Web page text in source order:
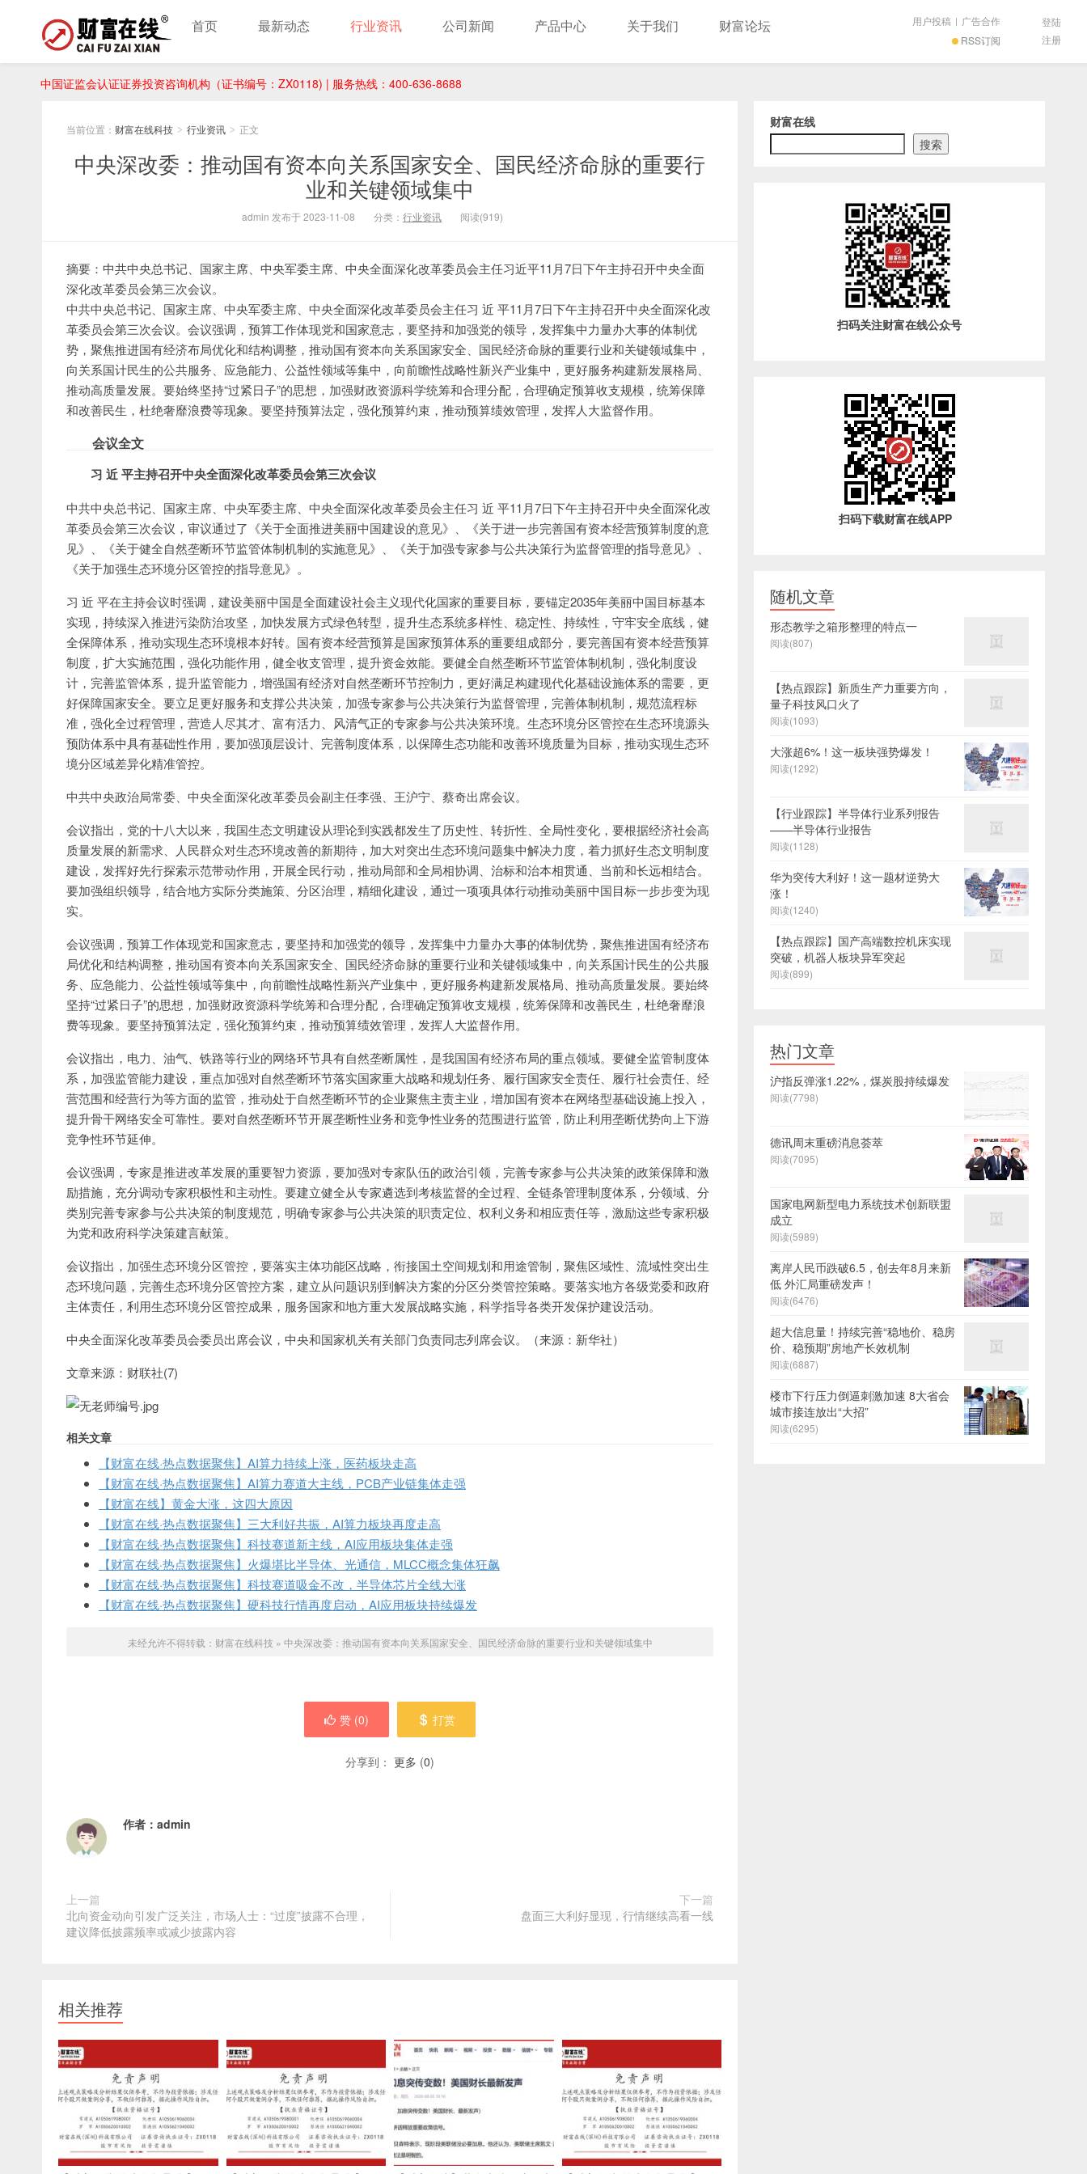
中国证监会认证证券投资咨询机构（证书编号：ZX0118) | 服务热线：400-636-8688
首页 最新动态 行业资讯 公司新闻 产品中心 关于我们 财富论坛
RSS订阅
用户投稿 | 广告合作
登陆
注册
当前位置： 财富在线科技 > 行业资讯 > 正文
中央深改委：推动国有资本向关系国家安全、国民经济命脉的重要行
业和关键领域集中
admin 发布于 2023-11-08 分类： 行业资讯 阅读(919)
摘要：中共中央总书记、国家主席、中央军委主席、中央全面深化改革委员会主任习近平11月7日下午主持召开中央全面
深化改革委员会第三次会议。
中共中央总书记、国家主席、中央军委主席、中央全面深化改革委员会主任习 近 平11月7日下午主持召开中央全面深化改
革委员会第三次会议。会议强调，预算工作体现党和国家意志，要坚持和加强党的领导，发挥集中力量办大事的体制优
势，聚焦推进国有经济布局优化和结构调整，推动国有资本向关系国家安全、国民经济命脉的重要行业和关键领域集中，
向关系国计民生的公共服务、应急能力、公益性领域等集中，向前瞻性战略性新兴产业集中，更好服务构建新发展格局、
推动高质量发展。要始终坚持“过紧日子”的思想，加强财政资源科学统筹和合理分配，合理确定预算收支规模，统筹保障
和改善民生，杜绝奢靡浪费等现象。要坚持预算法定，强化预算约束，推动预算绩效管理，发挥人大监督作用。
会议全文
习 近 平主持召开中央全面深化改革委员会第三次会议
中共中央总书记、国家主席、中央军委主席、中央全面深化改革委员会主任习 近 平11月7日下午主持召开中央全面深化改
革委员会第三次会议，审议通过了《关于全面推进美丽中国建设的意见》、《关于进一步完善国有资本经营预算制度的意
见》、《关于健全自然垄断环节监管体制机制的实施意见》、《关于加强专家参与公共决策行为监督管理的指导意见》、
《关于加强生态环境分区管控的指导意见》。
习 近 平在主持会议时强调，建设美丽中国是全面建设社会主义现代化国家的重要目标，要锚定2035年美丽中国目标基本
实现，持续深入推进污染防治攻坚，加快发展方式绿色转型，提升生态系统多样性、稳定性、持续性，守牢安全底线，健
全保障体系，推动实现生态环境根本好转。国有资本经营预算是国家预算体系的重要组成部分，要完善国有资本经营预算
制度，扩大实施范围，强化功能作用，健全收支管理，提升资金效能。要健全自然垄断环节监管体制机制，强化制度设
计，完善监管体系，提升监管能力，增强国有经济对自然垄断环节控制力，更好满足构建现代化基础设施体系的需要，更
好保障国家安全。要立足更好服务和支撑公共决策，加强专家参与公共决策行为监督管理，完善体制机制，规范流程标
准，强化全过程管理，营造人尽其才、富有活力、风清气正的专家参与公共决策环境。生态环境分区管控在生态环境源头
预防体系中具有基础性作用，要加强顶层设计、完善制度体系，以保障生态功能和改善环境质量为目标，推动实现生态环
境分区域差异化精准管控。
中共中央政治局常委、中央全面深化改革委员会副主任李强、王沪宁、蔡奇出席会议。
会议指出，党的十八大以来，我国生态文明建设从理论到实践都发生了历史性、转折性、全局性变化，要根据经济社会高
质量发展的新需求、人民群众对生态环境改善的新期待，加大对突出生态环境问题集中解决力度，着力抓好生态文明制度
建设，发挥好先行探索示范带动作用，开展全民行动，推动局部和全局相协调、治标和治本相贯通、当前和长远相结合。
要加强组织领导，结合地方实际分类施策、分区治理，精细化建设，通过一项项具体行动推动美丽中国目标一步步变为现
实。
会议强调，预算工作体现党和国家意志，要坚持和加强党的领导，发挥集中力量办大事的体制优势，聚焦推进国有经济布
局优化和结构调整，推动国有资本向关系国家安全、国民经济命脉的重要行业和关键领域集中，向关系国计民生的公共服
务、应急能力、公益性领域等集中，向前瞻性战略性新兴产业集中，更好服务构建新发展格局、推动高质量发展。要始终
坚持“过紧日子”的思想，加强财政资源科学统筹和合理分配，合理确定预算收支规模，统筹保障和改善民生，杜绝奢靡浪
费等现象。要坚持预算法定，强化预算约束，推动预算绩效管理，发挥人大监督作用。
会议指出，电力、油气、铁路等行业的网络环节具有自然垄断属性，是我国国有经济布局的重点领域。要健全监管制度体
系，加强监管能力建设，重点加强对自然垄断环节落实国家重大战略和规划任务、履行国家安全责任、履行社会责任、经
营范围和经营行为等方面的监管，推动处于自然垄断环节的企业聚焦主责主业，增加国有资本在网络型基础设施上投入，
提升骨干网络安全可靠性。要对自然垄断环节开展垄断性业务和竞争性业务的范围进行监管，防止利用垄断优势向上下游
竞争性环节延伸。
会议强调，专家是推进改革发展的重要智力资源，要加强对专家队伍的政治引领，完善专家参与公共决策的政策保障和激
励措施，充分调动专家积极性和主动性。要建立健全从专家遴选到考核监督的全过程、全链条管理制度体系，分领域、分
类别完善专家参与公共决策的制度规范，明确专家参与公共决策的职责定位、权利义务和相应责任等，激励这些专家积极
为党和政府科学决策建言献策。
会议指出，加强生态环境分区管控，要落实主体功能区战略，衔接国土空间规划和用途管制，聚焦区域性、流域性突出生
态环境问题，完善生态环境分区管控方案，建立从问题识别到解决方案的分区分类管控策略。要落实地方各级党委和政府
主体责任，利用生态环境分区管控成果，服务国家和地方重大发展战略实施，科学指导各类开发保护建设活动。
中央全面深化改革委员会委员出席会议，中央和国家机关有关部门负责同志列席会议。（来源：新华社）
文章来源：财联社(7)
相关文章
【财富在线·热点数据聚焦】AI算力持续上涨，医药板块走高
【财富在线·热点数据聚焦】AI算力赛道大主线，PCB产业链集体走强
【财富在线】黄金大涨，这四大原因
【财富在线·热点数据聚焦】三大利好共振，AI算力板块再度走高
【财富在线·热点数据聚焦】科技赛道新主线，AI应用板块集体走强
【财富在线·热点数据聚焦】火爆堪比半导体、光通信，MLCC概念集体狂飙
【财富在线·热点数据聚焦】科技赛道吸金不改，半导体芯片全线大涨
【财富在线·热点数据聚焦】硬科技行情再度启动，AI应用板块持续爆发
未经允许不得转载： 财富在线科技 » 中央深改委：推动国有资本向关系国家安全、国民经济命脉的重要行业和关键领域集中
赞 (0) 打赏
分享到： 更多 (0)
作者： admin
上一篇
北向资金动向引发广泛关注，市场人士：“过度”披露不合理，
建议降低披露频率或减少披露内容
下一篇
盘面三大利好显现，行情继续高看一线
相关推荐
财富在线
搜索
扫码关注财富在线公众号
扫码下载财富在线APP
随机文章
形态教学之箱形整理的特点一
阅读(807)
【热点跟踪】新质生产力重要方向，
量子科技风口火了
阅读(1093)
大涨超6%！这一板块强势爆发！
阅读(1292)
【行业跟踪】半导体行业系列报告
——半导体行业报告
阅读(1128)
华为突传大利好！这一题材逆势大
涨！
阅读(1240)
【热点跟踪】国产高端数控机床实现
突破，机器人板块异军突起
阅读(899)
热门文章
沪指反弹涨1.22%，煤炭股持续爆发
阅读(7798)
德讯周末重磅消息荟萃
阅读(7095)
国家电网新型电力系统技术创新联盟
成立
阅读(5989)
离岸人民币跌破6.5，创去年8月来新
低 外汇局重磅发声！
阅读(6476)
超大信息量！持续完善“稳地价、稳房
价、稳预期”房地产长效机制
阅读(6887)
楼市下行压力倒逼刺激加速 8大省会
城市接连放出“大招”
阅读(6295)